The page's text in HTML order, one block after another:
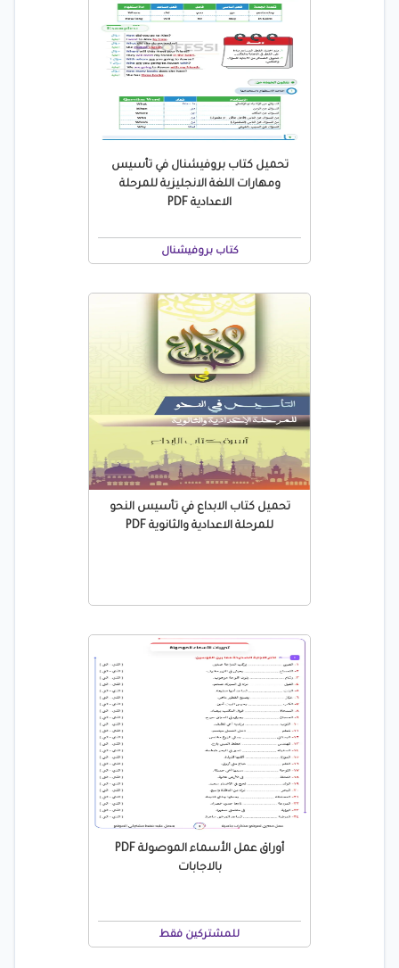
تحميل كتاب بروفيشنال في تأسيس
ومهارات اللغة الانجليزية للمرحلة
الاعدادية PDF
كتاب بروفيشنال
تحميل كتاب الابداع في تأسيس النحو
للمرحلة الاعدادية والثانوية PDF
أوراق عمل الأسماء الموصولة PDF
بالاجابات
للمشتركين فقط